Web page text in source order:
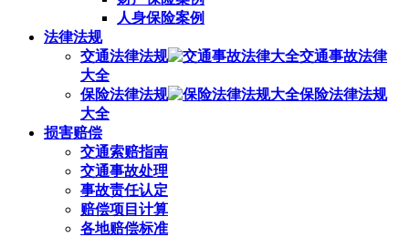
人身保险案例
法律法规
交通法律法规
交通事故法律
大全
保险法律法规
保险法律法规
大全
损害赔偿
交通索赔指南
交通事故处理
事故责任认定
赔偿项目计算
各地赔偿标准